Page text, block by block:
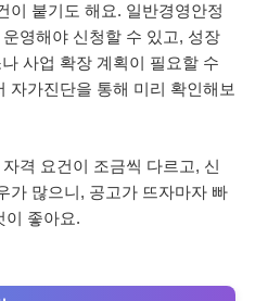
이 붙기도 해요. 일반경영안정
영해야 신청할 수 있고, 성장
사업 확장 계획이 필요할 수
자가진단을 통해 미리 확인해보
격 요건이 조금씩 다르고, 신
가 많으니, 공고가 뜨자마자 빠
이 좋아요.